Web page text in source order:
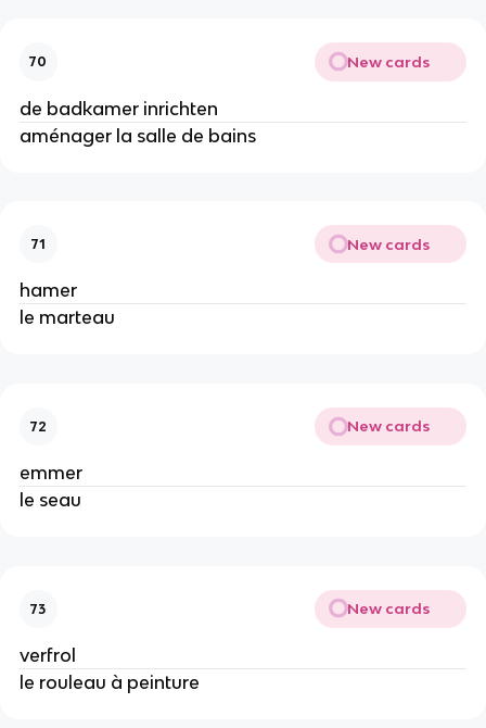
70 New cards
de badkamer inrichten
aménager la salle de bains
71 New cards
hamer
le marteau
72 New cards
emmer
le seau
73 New cards
verfrol
le rouleau à peinture